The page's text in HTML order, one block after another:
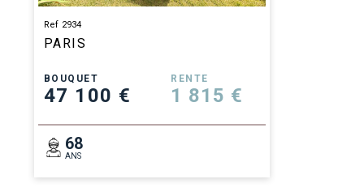
Ref 2934
PARIS
BOUQUET
47 100 €
RENTE
1 815 €
68
ANS